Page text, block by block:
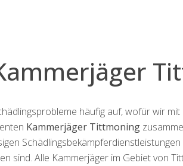
häufig auf, wofür wir
Kammerjäger Tittmoning
sind. Alle Kammerjäger im Gebiet von